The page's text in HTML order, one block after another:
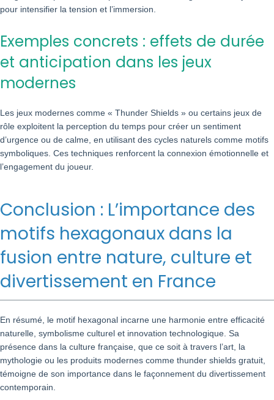
pour intensifier la tension et l’immersion.
Exemples concrets : effets de durée
et anticipation dans les jeux
modernes
Les jeux modernes comme « Thunder Shields » ou certains jeux de
rôle exploitent la perception du temps pour créer un sentiment
d’urgence ou de calme, en utilisant des cycles naturels comme motifs
symboliques. Ces techniques renforcent la connexion émotionnelle et
l’engagement du joueur.
Conclusion : L’importance des
motifs hexagonaux dans la
fusion entre nature, culture et
divertissement en France
En résumé, le motif hexagonal incarne une harmonie entre efficacité
naturelle, symbolisme culturel et innovation technologique. Sa
présence dans la culture française, que ce soit à travers l’art, la
mythologie ou les produits modernes comme thunder shields gratuit,
témoigne de son importance dans le façonnement du divertissement
contemporain.